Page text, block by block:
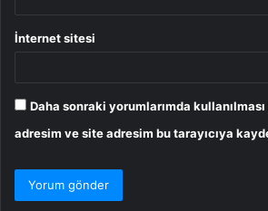
İnternet sitesi
Daha sonraki yorumlarımda
adresim ve site adresim bu tarayıcıya